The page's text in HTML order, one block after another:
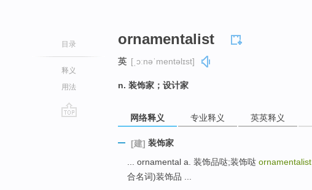
目录
释义
用法
ornamentalist
英 [ˌɔːnəˈmentəlɪst]
n. 装饰家；设计家
网络释义 专业释义 英英释义
[建] 装饰家
... ornamental a. 装饰品哒;装饰哒 ornamentalist
合名词)装饰品 ...